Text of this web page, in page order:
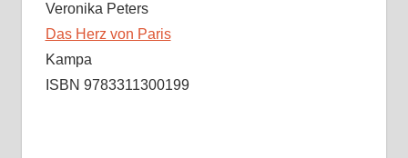
Veronika Peters
Das Herz von Paris
Kampa
ISBN 9783311300199